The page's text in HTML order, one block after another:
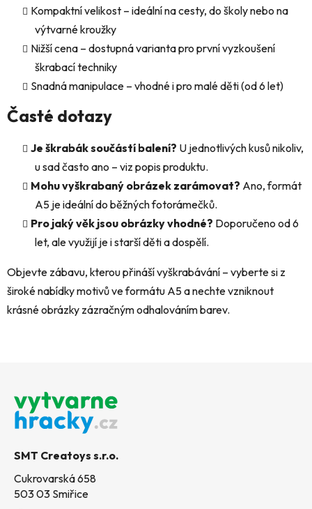
Kompaktní velikost – ideální na cesty, do školy nebo na
výtvarné kroužky
Nižší cena – dostupná varianta pro první vyzkoušení
škrabací techniky
Snadná manipulace – vhodné i pro malé děti (od 6 let)
Časté dotazy
Je škrabák součástí balení? U jednotlivých kusů nikoliv,
u sad často ano – viz popis produktu.
Mohu vyškrabaný obrázek zarámovat? Ano, formát
A5 je ideální do běžných fotorámečků.
Pro jaký věk jsou obrázky vhodné? Doporučeno od 6
let, ale využijí je i starší děti a dospělí.
Objevte zábavu, kterou přináší vyškrabávání – vyberte si z
široké nabídky motivů ve formátu A5 a nechte vzniknout
krásné obrázky zázračným odhalováním barev.
SMT Creatoys s.r.o.
Cukrovarská 658
503 03 Smiřice